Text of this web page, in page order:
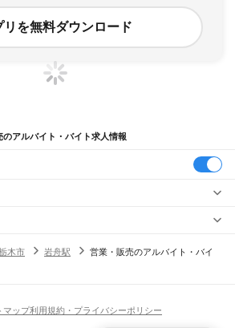
リを無料ダウンロード
アルバイト・バイト求人情報
井駅 雀宮駅宇都宮駅岡本駅宝積寺駅
て
タッフ
木市 岩舟駅
営業・販売のアルバイト・バイ
マップ利用規約・プライバシーポリシー